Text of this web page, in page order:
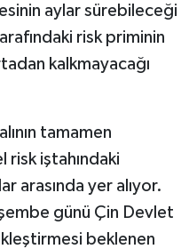
aylar sürebileceği
risk priminin
kalkmayacağı
tamamen
risk iştahındaki
arasında yer alıyor.
günü Çin Devlet
beklenen